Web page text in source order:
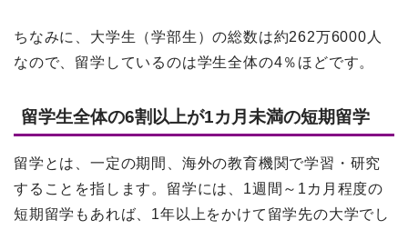
ちなみに、大学生（学部生）の総数は約262万6000人
なので、留学しているのは学生全体の4％ほどです。
留学生全体の6割以上が1カ月未満の短期留学
留学とは、一定の期間、海外の教育機関で学習・研究
することを指します。留学には、1週間～1カ月程度の
短期留学もあれば、1年以上をかけて留学先の大学でし